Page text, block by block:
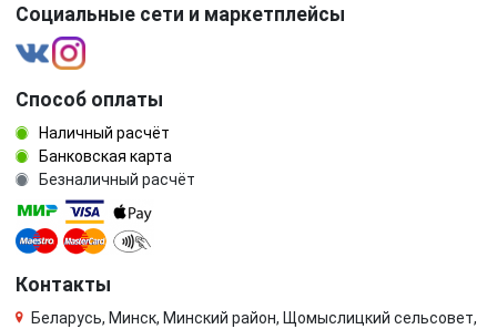
Социальные сети и маркетплейсы
Способ оплаты
Наличный расчёт
Банковская карта
Безналичный расчёт
Контакты
Беларусь, Минск, Минский район, Щомыслицкий сельсовет,